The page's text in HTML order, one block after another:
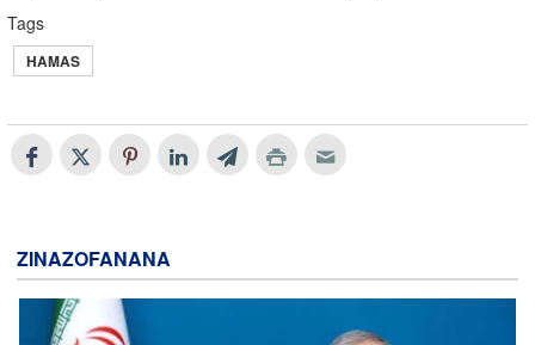
Tags
HAMAS
ZINAZOFANANA